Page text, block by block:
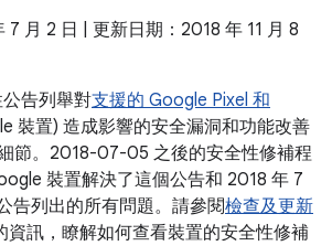
7 月 2 日 | 更新日期：2018 年 11 月 8
告列舉對支援的 Google Pixel 和
裝置) 造成影響的安全漏洞和功能改善
節。2018-07-05 之後的安全性修補程
裝置解決了這個公告和 2018 年 7
告列出的所有問題。請參閱檢查及更新
資訊，瞭解如何查看裝置的安全性修補